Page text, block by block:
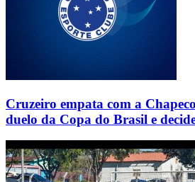
Cruzeiro empata com a
duelo da Copa do Brasil e